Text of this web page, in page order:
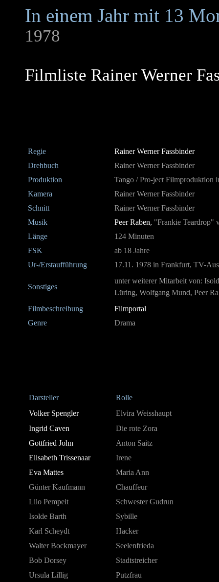
In einem Jahr mit 13
1978
Filmliste Rainer Werner
Regie
Rainer Werner Fassbinder
Drehbuch
Rainer Werner Fassbinder
Produktion
Tango / Pro-ject Filmproduktion
Kamera
Rainer Werner Fassbinder
Schnitt
Rainer Werner Fassbinder
Musik
Peer Raben, "Frankie Teardrop"
Länge
124 Minuten
FSK
ab 18 Jahre
Ur-/Erstaufführung
17.11. 1978 in Frankfurt, TV-
Sonstiges
unter weiterer Mitarbeit von:
Lüring, Wolfgang Mund, Peer
Filmbeschreibung
Filmportal
Genre
Drama
Darsteller
Rolle
Volker Spengler
Elvira Weisshaupt
Ingrid Caven
Die rote Zora
Gottfried John
Anton Saitz
Elisabeth Trissenaar
Irene
Eva Mattes
Maria Ann
Günter Kaufmann
Chauffeur
Lilo Pempeit
Schwester Gudrun
Isolde Barth
Sybille
Karl Scheydt
Hacker
Walter Bockmayer
Seelenfrieda
Bob Dorsey
Stadtstreicher
Ursula Lillig
Putzfrau